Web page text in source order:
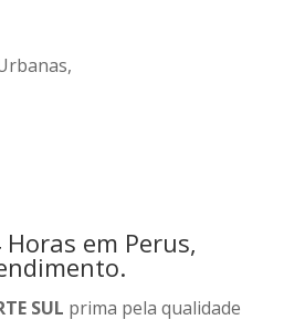
em Perus,
SUL prima pela qualidade